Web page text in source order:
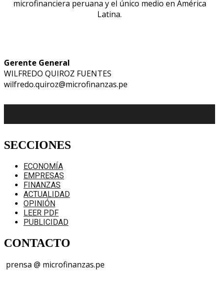
microfinanciera peruana y el único medio en América
Latina.
Gerente General
WILFREDO QUIROZ FUENTES
wilfredo.quiroz@microfinanzas.pe
SECCIONES
ECONOMÍA
EMPRESAS
FINANZAS
ACTUALIDAD
OPINIÓN
LEER PDF
PUBLICIDAD
CONTACTO
prensa @ microfinanzas.pe